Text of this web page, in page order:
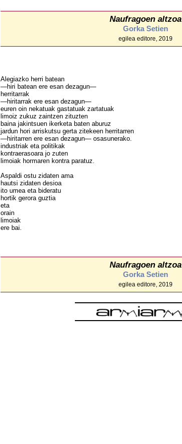
Naufragoen altzoa
Gorka Setien
egilea editore, 2019
Alegiazko herri batean
—hiri batean ere esan dezagun—
herritarrak
—hiritarrak ere esan dezagun—
euren oin nekatuak gastatuak zartatuak
limoiz zukuz zaintzen zituzten
baina jakintsuen ikerketa baten aburuz
jardun hori arriskutsu gerta zitekeen herritarren
—hiritarren ere esan dezagun— osasunerako.
industriak eta politikak
kontraerasoara jo zuten
limoiak hormaren kontra paratuz.
Aspaldi ostu zidaten ama
hautsi zidaten desioa
ito umea eta bideratu
hortik gerora guztia
eta
orain
limoiak
ere bai.
Naufragoen altzoa
Gorka Setien
egilea editore, 2019